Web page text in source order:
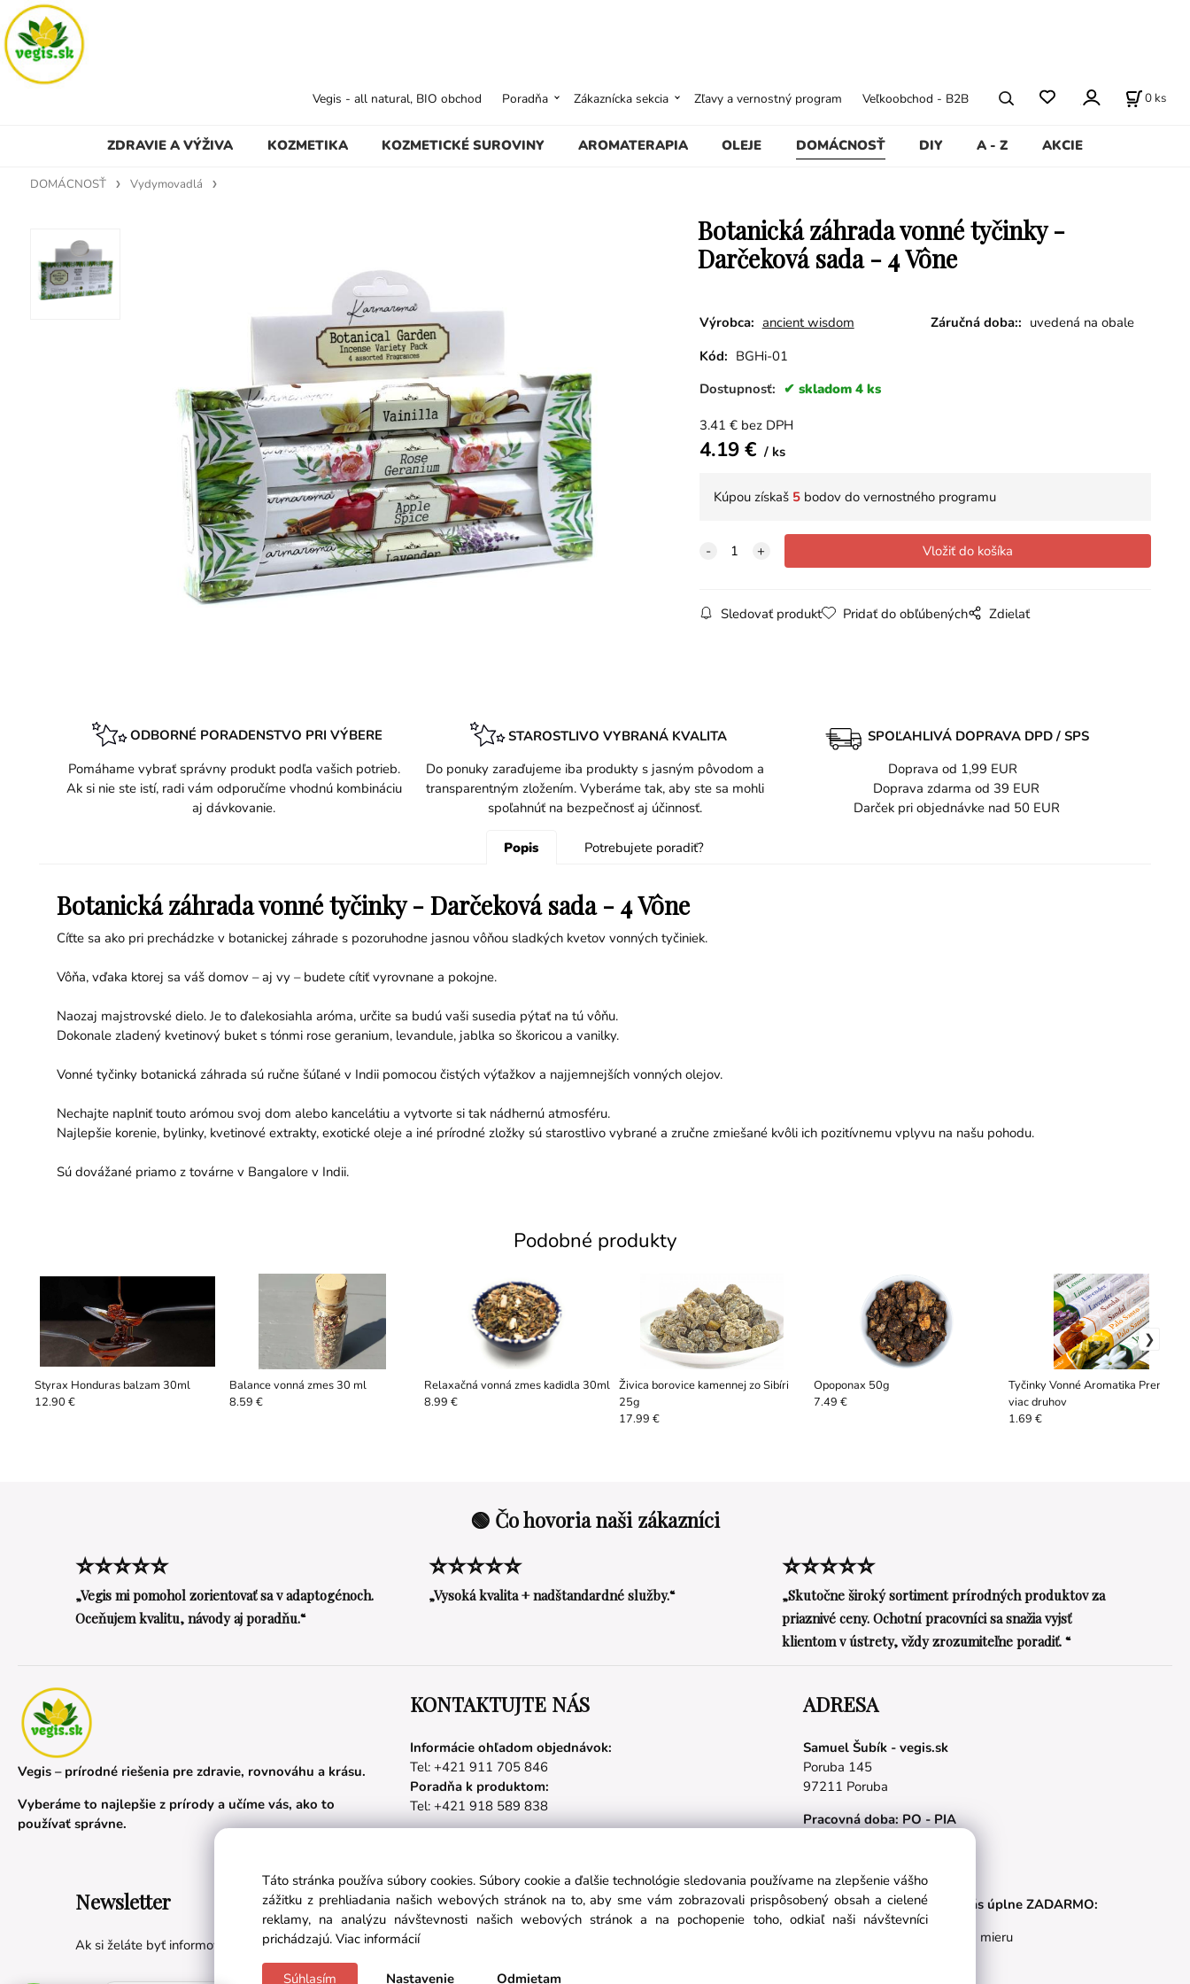
ZDRAVIE A VÝŽIVA KOZMETIKA KOZMETICKÉ SUROVINY AROMATERAPIA OLEJE DOMÁCNOSŤ DIY A - Z AKCIE
Vegis - all natural, BIO obchod Poradňa Zákaznícka sekcia Zľavy a vernostný program Veľkoobchod - B2B 0 ks
DOMÁCNOSŤ Vydymovadlá
Botanická záhrada vonné tyčinky -
Darčeková sada - 4 Vône
Výrobca: ancient wisdom Záručná doba:: uvedená na obale
Kód: BGHi-01
Dostupnosť:
skladom 4 ks
3.41 € bez DPH
4.19€ ks
Kúpou získaš 5bodov do vernostného programu
Sledovať produkt Pridať do obľúbených Zdielať
ODBORNÉ PORADENSTVO PRI VÝBERE
Pomáhame vybrať správny produkt podľa vašich potrieb.
Ak si nie ste istí, radi vám odporučíme vhodnú kombináciu
aj dávkovanie.
STAROSTLIVO VYBRANÁ KVALITA
Do ponuky zaraďujeme iba produkty s jasným pôvodom a
transparentným zložením. Vyberáme tak, aby ste sa mohli
spoľahnúť na bezpečnosť aj účinnosť.
SPOĽAHLIVÁ DOPRAVA DPD / SPS
Doprava od 1,99 EUR
Doprava zdarma od 39 EUR
Darček pri objednávke nad 50 EUR
Popis Potrebujete poradiť?
Botanická záhrada vonné tyčinky - Darčeková sada - 4 Vône
Cíťte sa ako pri prechádzke v botanickej záhrade s pozoruhodne jasnou vôňou sladkých kvetov vonných tyčiniek.
Vôňa, vďaka ktorej sa váš domov – aj vy – budete cítiť vyrovnane a pokojne.
Naozaj majstrovské dielo. Je to ďalekosiahla aróma, určite sa budú vaši susedia pýtať na tú vôňu.
Dokonale zladený kvetinový buket s tónmi rose geranium, levandule, jablka so škoricou a vanilky.
Vonné tyčinky botanická záhrada sú ručne šúľané v Indii pomocou čistých výťažkov a najjemnejších vonných olejov.
Nechajte naplniť touto arómou svoj dom alebo kancelátiu a vytvorte si tak nádhernú atmosféru.
Najlepšie korenie, bylinky, kvetinové extrakty, exotické oleje a iné prírodné zložky sú starostlivo vybrané a zručne zmiešané kvôli ich pozitívnemu vplyvu na našu pohodu.
Sú dovážané priamo z továrne v Bangalore v Indii.
Podobné produkty
Styrax Honduras balzam 30ml
12.90 €
Balance vonná zmes 30 ml
8.59 €
Relaxačná vonná zmes kadidla 30ml
8.99 €
Živica borovice kamennej zo Sibíri
25g
17.99 €
Opoponax 50g
7.49 €
Tyčinky Vonné Aromatika Premium
viac druhov
1.69 €
🟢 Čo hovoria naši zákazníci
⭐⭐⭐⭐⭐
„Vegis mi pomohol zorientovať sa v adaptogénoch.
Oceňujem kvalitu, návody aj poradňu.“
⭐⭐⭐⭐⭐
„Vysoká kvalita + nadštandardné služby.“
⭐⭐⭐⭐⭐
„Skutočne široký sortiment prírodných produktov za
priaznivé ceny. Ochotní pracovníci sa snažia vyjsť
klientom v ústrety, vždy zrozumiteľne poradiť. “
Vegis – prírodné riešenia pre zdravie, rovnováhu a krásu.
Vyberáme to najlepšie z prírody a učíme vás, ako to
používať správne.
KONTAKTUJTE NÁS
Informácie ohľadom objednávok:
Tel: +421 911 705 846
Poradňa k produktom:
Tel: +421 918 589 838
ADRESA
Samuel Šubík - vegis.sk
Poruba 145
97211 Poruba
Pracovná doba: PO - PIA
Newsletter
Ak si želáte byť informovaní o novinkách a akciách, prihláste sa na odber noviniek:
Partnerské stránky
Naše appky pre vás úplne ZADARMO:
Tréningový plán na mieru
Táto stránka používa súbory cookies. Súbory cookie a ďalšie technológie sledovania používame na zlepšenie vášho
zážitku z prehliadania našich webových stránok na to, aby sme vám zobrazovali prispôsobený obsah a cielené
reklamy, na analýzu návštevnosti našich webových stránok a na pochopenie toho, odkiaľ naši návštevníci
prichádzajú. Viac informácií
Súhlasím Nastavenie Odmietam